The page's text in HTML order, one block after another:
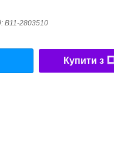
B11-2803510
Купити з